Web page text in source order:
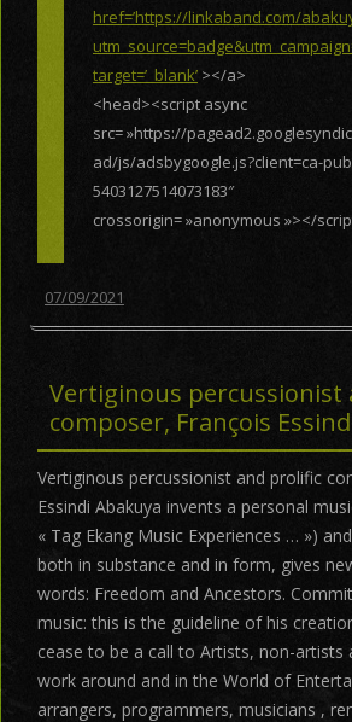
href=’https://linkaband.com/
target=’_blank’></a>
<head><script async
src= »https://
ad/js/adsbygoogle.js?client=ca-
5403127514073183″
crossorigin= »anonymous »></
07/09/2021
Vertiginous percussionist
composer, François
Vertiginous percussionist and prolific
Essindi Abakuya invents a personal
« Tag Ekang Music Experiences … »)
both in substance and in form, gives
words: Freedom and Ancestors.
music: this is the guideline of his
cease to be a call to Artists, non-artists
work around and in the World of
arrangers, programmers, musicians ,